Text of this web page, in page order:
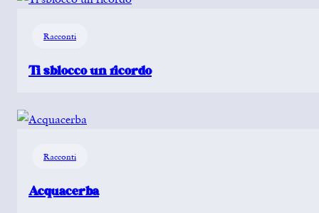
Racconti
Ti sblocco un ricordo
Racconti
Acquacerba